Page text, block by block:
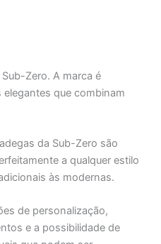
Zero. A marca é
que combinam
da Sub-Zero são
a qualquer estilo
às modernas.
de personalização,
e a possibilidade de